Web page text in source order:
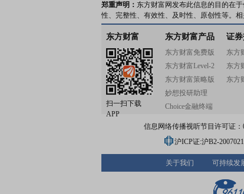
郑重声明： 东方财富网发布此信息的目的在
性、完整性、有效性、及时性、原创性等。
东方财富
扫一扫下载
APP
东方财富产品
东方财富免费版
东方财富Level-2
东方财富策略版
妙想投研助理
Choice金融终端
证
东方
东方
东方
信息网络传播视听节目许可证：
沪ICP证:沪B2-
关于我们 可持续发